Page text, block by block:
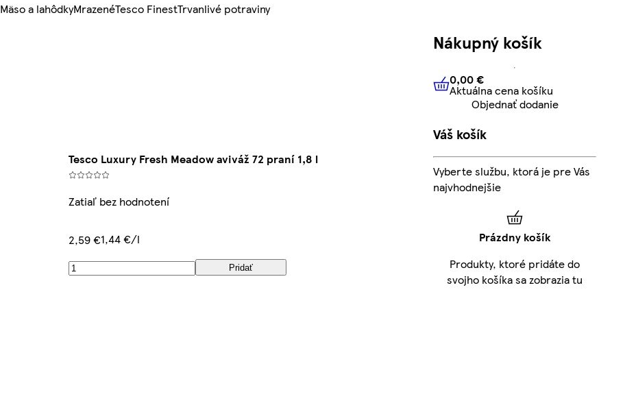
Mäso a lahôdkyMrazenéTesco FinestTrvanlivé potraviny
Tesco Luxury Fresh Meadow aviváž 72 praní 1,8 l
Zatiaľ bez hodnotení
2,59 €1,44 €/l
Pridať
Nákupný košík
0,00 € Aktuálna cena košíku
0,00 €
Aktuálna cena košíku
Objednať dodanie
Váš košík
Vyberte službu, ktorá je pre Vás
najvhodnejšie
Prázdny košík
Produkty, ktoré pridáte do
svojho košíka sa zobrazia tu